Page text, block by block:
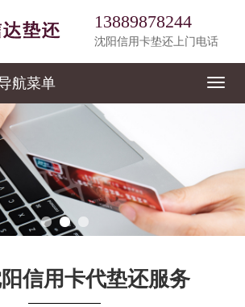
13889878244
沈阳信用卡垫还上门电话
导
航菜单
信用卡代垫还服务